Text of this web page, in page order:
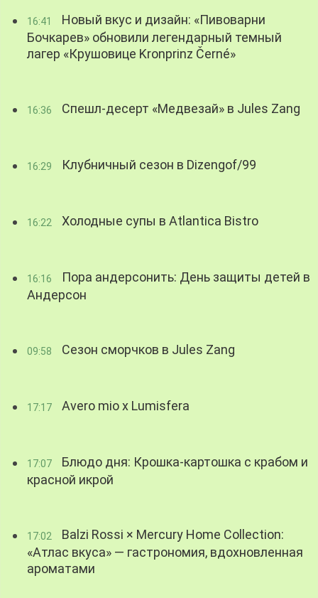
16:41
Новый вкус и дизайн: «Пивоварни
Бочкарев» обновили легендарный темный
лагер «Крушовице Kronprinz Černé»
16:36 Спешл-десерт «Медвезай» в Jules Zang
16:29 Клубничный сезон в Dizengof/99
16:22 Холодные супы в Atlantica Bistro
16:16
Пора андерсонить: День защиты детей в
Андерсон
09:58 Сезон сморчков в Jules Zang
17:17 Avero mio x Lumisfera
17:07
Блюдо дня: Крошка-картошка с крабом и
красной икрой
17:02
Balzi Rossi × Mercury Home Collection:
«Атлас вкуса» — гастрономия, вдохновленная
ароматами